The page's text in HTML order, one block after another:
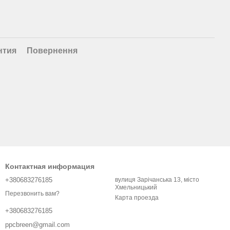
Повернення
Контактная информация
+380683276185
Перезвонить вам?
+380683276185
ppcbreen@gmail.com
вулиця Зарічанська 13, місто
Хмельницький
Карта проезда